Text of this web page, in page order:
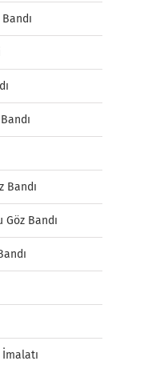
Bandı
Göz Bandı
İmalatı